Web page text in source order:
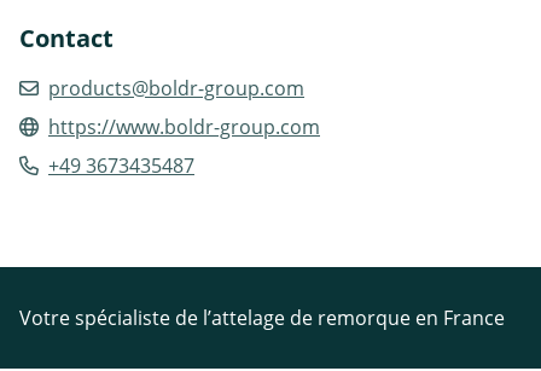
Contact
products@boldr-group.com
https://www.boldr-group.com
+49 3673435487
Votre spécialiste de l’attelage de remorque en France